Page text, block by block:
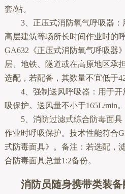
套/站。
3、正压式消防氧气呼吸器
高层建筑等场所长时间作业时的
GA632《正压式消防氧气呼吸器
层、地铁、隧道或在高原地区承
选配，若配备，其数量不宜低于42
4、强制送风呼吸器：用于
吸保护。送风量不小于165L/min
5、消防过滤式综合防毒面
作业时呼吸保护。技术性能符合
式防毒面具》。备注：若选配，
合防毒面具总量1:2备份。
消防员随身携带类装